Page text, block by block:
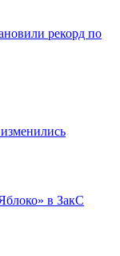
рекорд по
в ЗакС